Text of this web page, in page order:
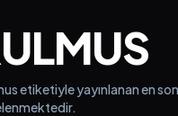
etiketiyle yayınlanan en